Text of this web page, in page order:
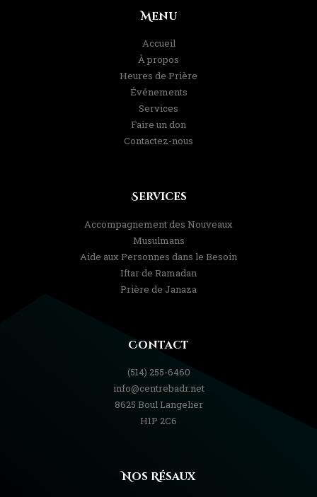
Menu
Accueil
À propos
Heures de Prière
Événements
Services
Faire un don
Contactez-nous
Services
Accompagnement des Nouveaux
Musulmans
Aide aux Personnes dans le Besoin
Iftar de Ramadan
Prière de Janaza
Contact
(514) 255-6460
info@centrebadr.net
8625 Boul Langelier
H1P 2C6
Nos Résaux